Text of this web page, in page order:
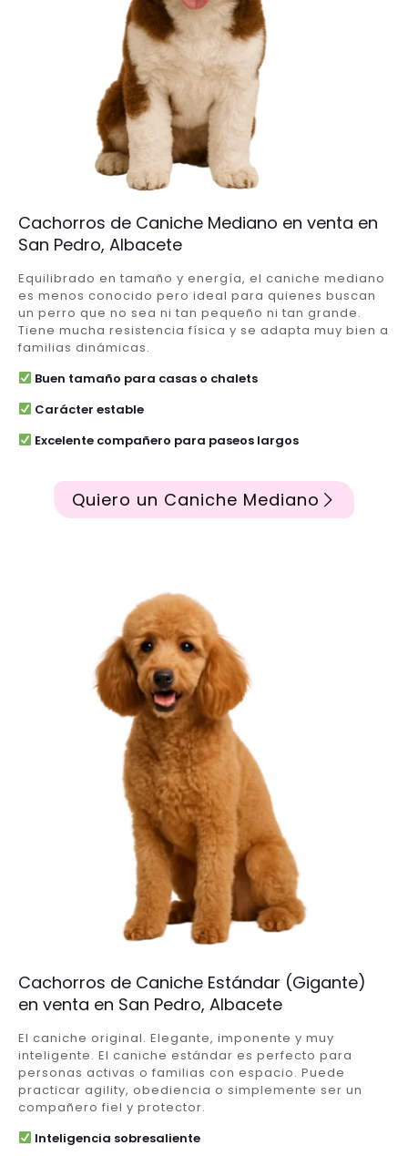
Cachorros de Caniche Mediano en venta en
San Pedro, Albacete
Equilibrado en tamaño y energía, el caniche mediano
es menos conocido pero ideal para quienes buscan
un perro que no sea ni tan pequeño ni tan grande.
Tiene mucha resistencia física y se adapta muy bien a
familias dinámicas.
Buen tamaño para casas o chalets
Carácter estable
Excelente compañero para paseos largos
Quiero un Caniche Mediano
Cachorros de Caniche Estándar (Gigante)
en venta en San Pedro, Albacete
El caniche original. Elegante, imponente y muy
inteligente. El caniche estándar es perfecto para
personas activas o familias con espacio. Puede
practicar agility, obediencia o simplemente ser un
compañero fiel y protector.
Inteligencia sobresaliente